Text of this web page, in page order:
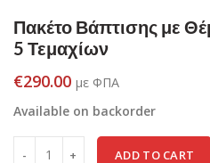
Πακέτο Βάπτισης με
5 Τεμαχίων
€290.00 με ΦΠΑ
Available on backorder
ADD TO CART